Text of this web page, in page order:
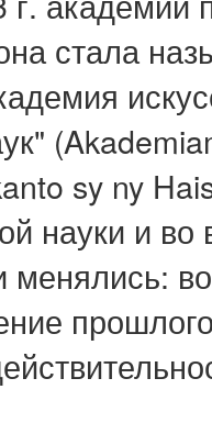
стала
sy ny
науки и во